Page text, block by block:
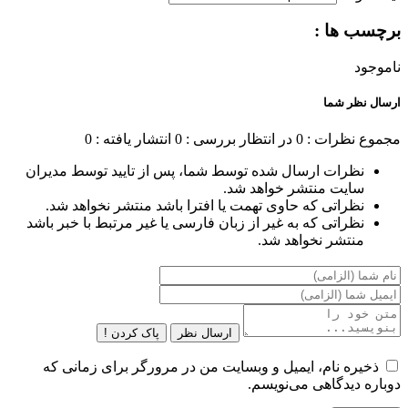
برچسب ها :
ناموجود
ارسال نظر شما
مجموع نظرات : 0 در انتظار بررسی : 0 انتشار یافته : 0
نظرات ارسال شده توسط شما، پس از تایید توسط مدیران
سایت منتشر خواهد شد.
نظراتی که حاوی تهمت یا افترا باشد منتشر نخواهد شد.
نظراتی که به غیر از زبان فارسی یا غیر مرتبط با خبر باشد
منتشر نخواهد شد.
ارسال نظر پاک کردن !
ذخیره نام، ایمیل و وبسایت من در مرورگر برای زمانی که
دوباره دیدگاهی می‌نویسم.